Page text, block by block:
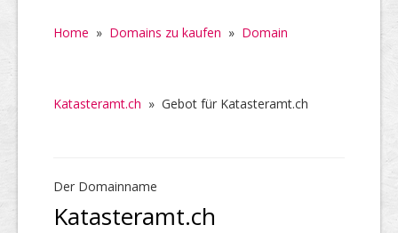
Home » Domains zu kaufen » Domain
Katasteramt.ch » Gebot für Katasteramt.ch
Der Domainname
Katasteramt.ch